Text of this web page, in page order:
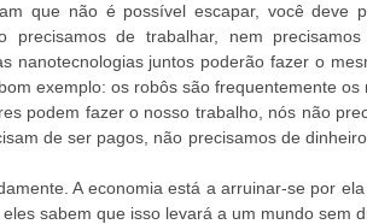
que não é possível escapar, você deve
precisamos de trabalhar, nem
nanotecnologias juntos poderão fazer o
exemplo: os robôs são frequentemente os
podem fazer o nosso trabalho, nós não
de ser pagos, não precisamos de
A economia está a arruinar-se por
sabem que isso levará a um mundo sem